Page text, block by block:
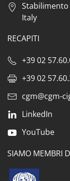
Stabilimento
Italy
RECAPITI
+39 02
+39 02
cgm@cgm-
LinkedIn
YouTube
SIAMO MEMBRI